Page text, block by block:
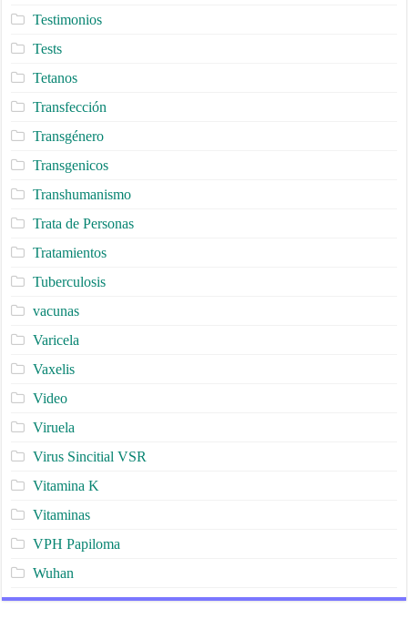
Testimonios
Tests
Tetanos
Transfección
Transgénero
Transgenicos
Transhumanismo
Trata de Personas
Tratamientos
Tuberculosis
vacunas
Varicela
Vaxelis
Video
Viruela
Virus Sincitial VSR
Vitamina K
Vitaminas
VPH Papiloma
Wuhan